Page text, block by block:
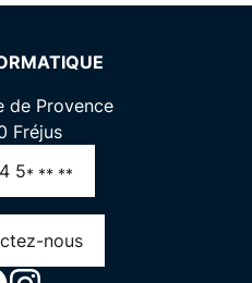
de Provence
Fréjus
5* ** **
nous